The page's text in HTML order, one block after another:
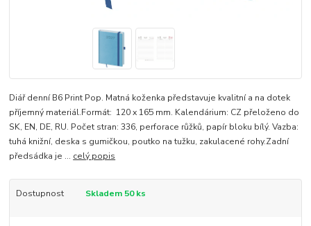
Diář denní B6 Print Pop. Matná koženka představuje kvalitní a na dotek
příjemný materiál.Formát: 120 x 165 mm. Kalendárium: CZ přeloženo do
SK, EN, DE, RU. Počet stran: 336, perforace růžků, papír bloku bílý. Vazba:
tuhá knižní, deska s gumičkou, poutko na tužku, zakulacené rohy.Zadní
předsádka je ... celý popis
Dostupnost Skladem 50 ks